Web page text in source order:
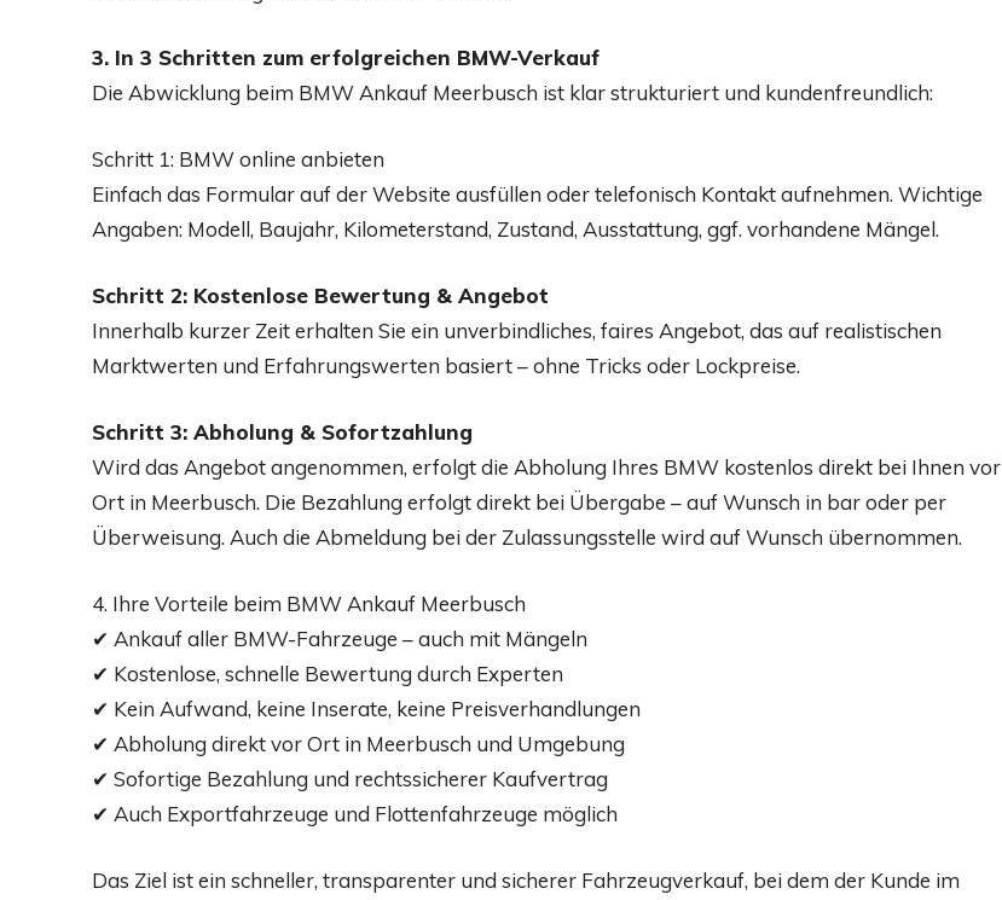
3. In 3 Schritten zum erfolgreichen BMW-Verkauf
Die Abwicklung beim BMW Ankauf Meerbusch ist klar strukturiert und kundenfreundlich:
Schritt 1: BMW online anbieten
Einfach das Formular auf der Website ausfüllen oder telefonisch Kontakt aufnehmen. Wichtige
Angaben: Modell, Baujahr, Kilometerstand, Zustand, Ausstattung, ggf. vorhandene Mängel.
Schritt 2: Kostenlose Bewertung & Angebot
Innerhalb kurzer Zeit erhalten Sie ein unverbindliches, faires Angebot, das auf realistischen
Marktwerten und Erfahrungswerten basiert – ohne Tricks oder Lockpreise.
Schritt 3: Abholung & Sofortzahlung
Wird das Angebot angenommen, erfolgt die Abholung Ihres BMW kostenlos direkt bei Ihnen vor
Ort in Meerbusch. Die Bezahlung erfolgt direkt bei Übergabe – auf Wunsch in bar oder per
Überweisung. Auch die Abmeldung bei der Zulassungsstelle wird auf Wunsch übernommen.
4. Ihre Vorteile beim BMW Ankauf Meerbusch
✔ Ankauf aller BMW-Fahrzeuge – auch mit Mängeln
✔ Kostenlose, schnelle Bewertung durch Experten
✔ Kein Aufwand, keine Inserate, keine Preisverhandlungen
✔ Abholung direkt vor Ort in Meerbusch und Umgebung
✔ Sofortige Bezahlung und rechtssicherer Kaufvertrag
✔ Auch Exportfahrzeuge und Flottenfahrzeuge möglich
Das Ziel ist ein schneller, transparenter und sicherer Fahrzeugverkauf, bei dem der Kunde im